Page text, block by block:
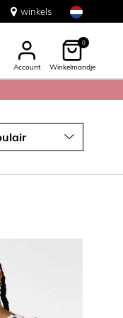
winkels
Account
0
Winkelmandje